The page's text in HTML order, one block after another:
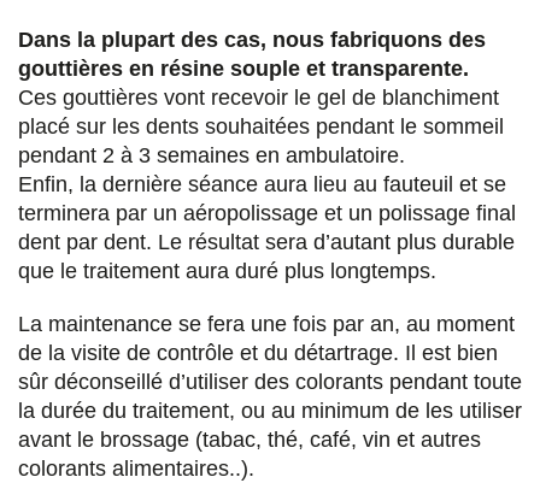
Dans la plupart des cas, nous fabriquons des
gouttières en résine souple et transparente.
Ces gouttières vont recevoir le gel de blanchiment
placé sur les dents souhaitées pendant le sommeil
pendant 2 à 3 semaines en ambulatoire.
Enfin, la dernière séance aura lieu au fauteuil et se
terminera par un aéropolissage et un polissage final
dent par dent. Le résultat sera d’autant plus durable
que le traitement aura duré plus longtemps.
La maintenance se fera une fois par an, au moment
de la visite de contrôle et du détartrage. Il est bien
sûr déconseillé d’utiliser des colorants pendant toute
la durée du traitement, ou au minimum de les utiliser
avant le brossage (tabac, thé, café, vin et autres
colorants alimentaires..).